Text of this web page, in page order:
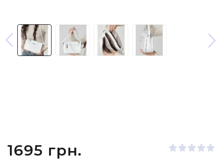
1695 грн.